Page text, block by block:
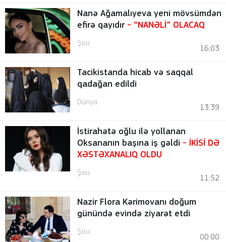
Nanə Ağamalıyeva yeni mövsümdən
efirə qayıdır - “NANƏLİ” OLACAQ
Şou
16:03
Tacikistanda hicab və saqqal
qadağan edildi
Dünya
13:39
İstirahətə oğlu ilə yollanan
Oksananın başına iş gəldi - İKİSİ DƏ
XƏSTƏXANALIQ OLDU
Şou
11:52
Nazir Flora Kərimovanı doğum
günündə evində ziyarət etdi
Şou
00:00